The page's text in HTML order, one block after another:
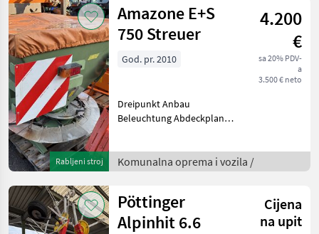
Rabljeni stroj
Amazone E+S
750 Streuer
4.200
€
sa 20% PDV-
a
3.500 € neto
God. pr. 2010
Dreipunkt Anbau
Beleuchtung Abdeckplane
Nošen, miješalica, rasveta,
poklopac Komunalna
sol
Komunalna oprema i vozila /
Pöttinger
Alpinhit 6.6
Cijena
na upit